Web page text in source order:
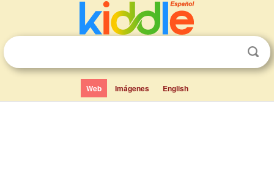
Web Imágenes English